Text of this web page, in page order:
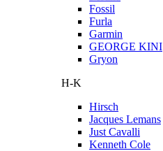
Fossil
Furla
Garmin
GEORGE KINI
Gryon
H-K
Hirsch
Jacques Lemans
Just Cavalli
Kenneth Cole